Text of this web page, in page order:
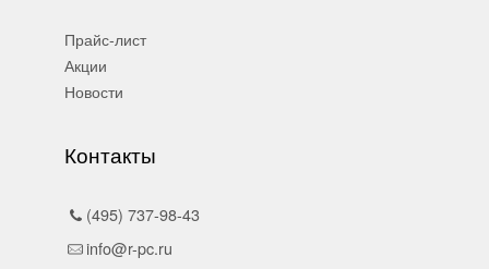
Прайс-лист
Акции
Новости
Контакты
(495) 737-98-43
info@r-pc.ru